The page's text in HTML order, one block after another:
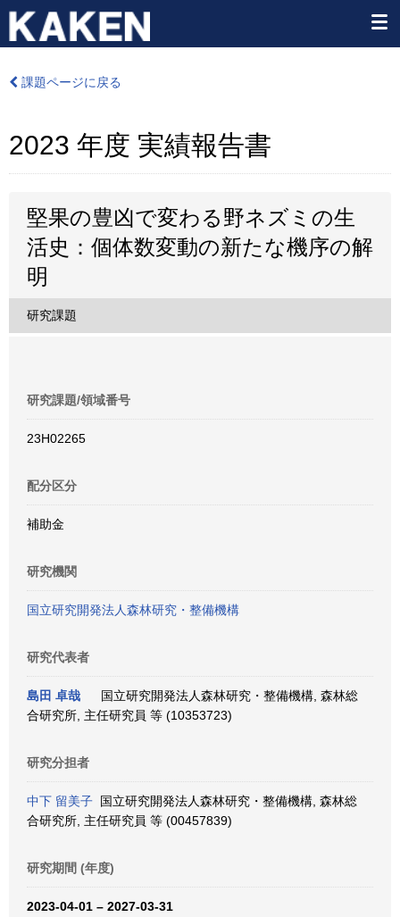
課題ページに戻る
2023 年度 実績報告書
堅果の豊凶で変わる野ネズミの生
活史：個体数変動の新たな機序の解
明
研究課題
研究課題/領域番号
23H02265
配分区分
補助金
研究機関
国立研究開発法人森林研究・整備機構
研究代表者
島田 卓哉
国立研究開発法人森林研究・整備機構, 森林総
合研究所, 主任研究員 等 (10353723)
研究分担者
中下 留美子 国立研究開発法人森林研究・整備機構, 森林総
合研究所, 主任研究員 等 (00457839)
研究期間 (年度)
2023-04-01 – 2027-03-31